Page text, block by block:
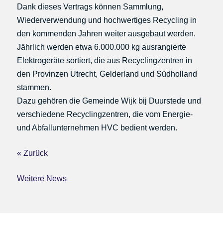
Dank dieses Vertrags können Sammlung,
Wiederverwendung und hochwertiges Recycling in
den kommenden Jahren weiter ausgebaut werden.
Jährlich werden etwa 6.000.000 kg ausrangierte
Elektrogeräte sortiert, die aus Recyclingzentren in
den Provinzen Utrecht, Gelderland und Südholland
stammen.
Dazu gehören die Gemeinde Wijk bij Duurstede und
verschiedene Recyclingzentren, die vom Energie-
und Abfallunternehmen HVC bedient werden.
« Zurück
Weitere News